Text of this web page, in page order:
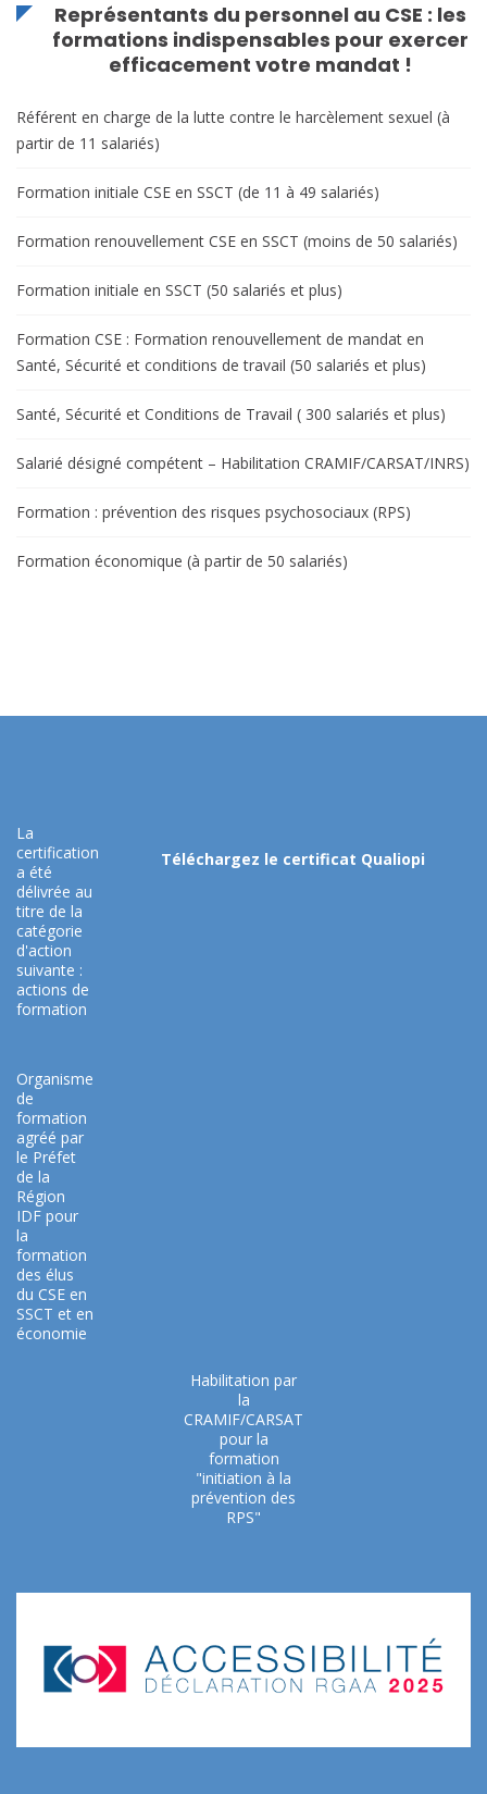
Représentants du personnel au CSE : les
formations indispensables pour exercer
efficacement votre mandat !
Référent en charge de la lutte contre le harcèlement sexuel (à
partir de 11 salariés)
Formation initiale CSE en SSCT (de 11 à 49 salariés)
Formation renouvellement CSE en SSCT (moins de 50 salariés)
Formation initiale en SSCT (50 salariés et plus)
Formation CSE : Formation renouvellement de mandat en
Santé, Sécurité et conditions de travail (50 salariés et plus)
Santé, Sécurité et Conditions de Travail ( 300 salariés et plus)
Salarié désigné compétent – Habilitation CRAMIF/CARSAT/INRS)
Formation : prévention des risques psychosociaux (RPS)
Formation économique (à partir de 50 salariés)
La
certification
a été
délivrée au
titre de la
catégorie
d'action
suivante :
actions de
formation
Téléchargez le certificat Qualiopi
Organisme
de
formation
agréé par
le Préfet
de la
Région
IDF pour
la
formation
des élus
du CSE en
SSCT et en
économie
Habilitation par
la
CRAMIF/CARSAT
pour la
formation
"initiation à la
prévention des
RPS"